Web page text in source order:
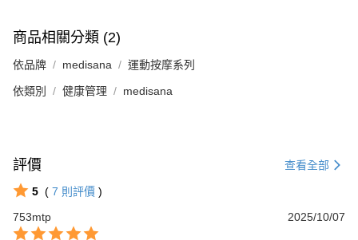
商品相關分類 (2)
依品牌 medisana 運動按摩系列
依類別 健康管理 medisana
評價 查看全部
5 ( 7 則評價 )
753mtp
2025/10/07